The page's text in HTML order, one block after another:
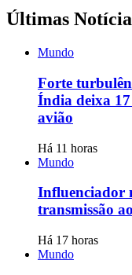
Últimas
Mundo
Forte
Índia deixa
avião
Há 11 horas
Mundo
Influenciador
transmissão
Há 17 horas
Mundo